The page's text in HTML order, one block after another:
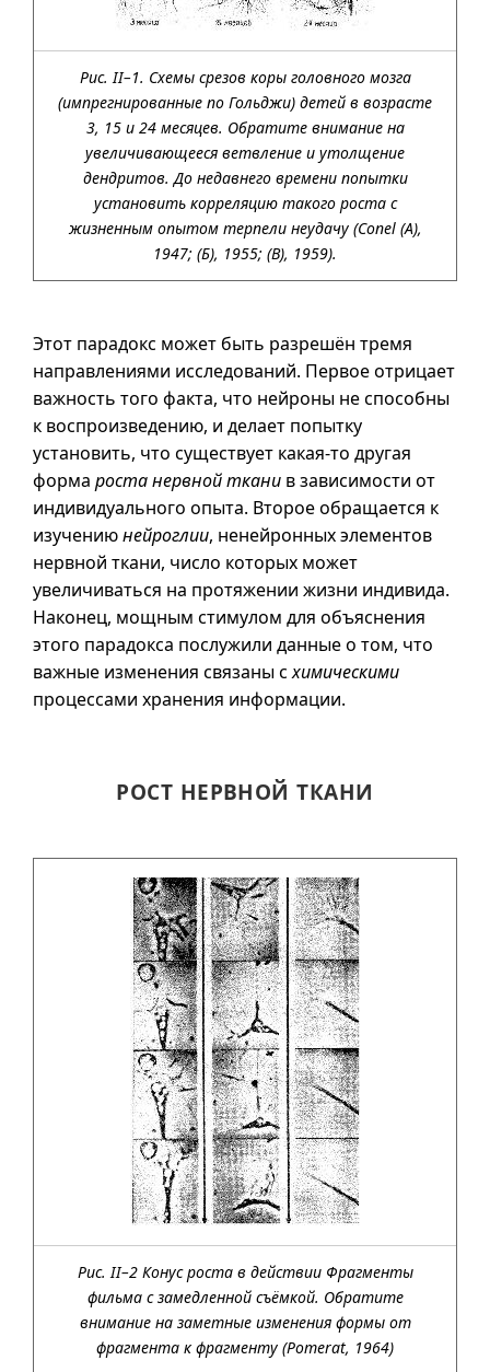
Рис. II–1. Схемы срезов коры головного мозга
(импрегнированные по Гольджи) детей в возрасте
3, 15 и 24 месяцев. Обратите внимание на
увеличивающееся ветвление и утолщение
дендритов. До недавнего времени попытки
установить корреляцию такого роста с
жизненным опытом терпели неудачу (Conel (A),
1947; (Б), 1955; (В), 1959).
Этот парадокс может быть разрешён тремя
направлениями исследований. Первое отрицает
важность того факта, что нейроны не способны
к воспроизведению, и делает попытку
установить, что существует какая-то другая
форма роста нервной ткани в зависимости от
индивидуального опыта. Второе обращается к
изучениюнейроглии, ненейронных элементов
нервной ткани, число которых может
увеличиваться на протяжении жизни индивида.
Наконец, мощным стимулом для объяснения
этого парадокса послужили данные о том, что
важные изменения связаны схимическими
процессами хранения информации.
РОСТ НЕРВНОЙ ТКАНИ
Рис. II–2 Конус роста в действии Фрагменты
фильма с замедленной съёмкой. Обратите
внимание на заметные изменения формы от
фрагмента к фрагменту (Pomerat, 1964)